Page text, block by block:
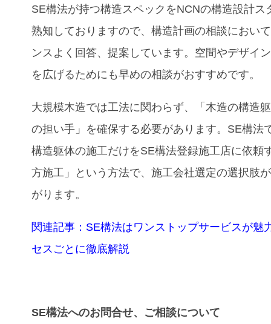
SE構法が持つ構造スペックをNCNの構造設計ス
熟知しておりますので、構造計画の相談におい
ンスよく回答、提案しています。空間やデザイ
を広げるためにも早めの相談がおすすめです。
大規模木造では工法に関わらず、「木造の構造
の担い手」を確保する必要があります。SE構法
構造躯体の施工だけをSE構法登録施工店に依頼
方施工」という方法で、施工会社選定の選択肢
がります。
関連記事：SE構法はワンストップサービスが魅
セスごとに徹底解説
SE構法へのお問合せ、ご相談について